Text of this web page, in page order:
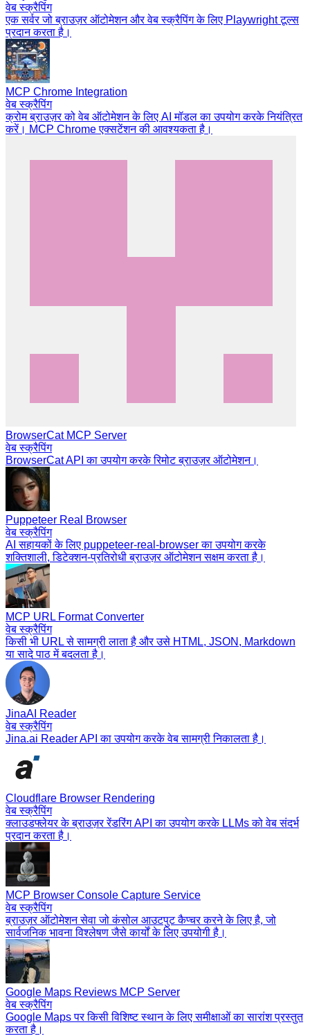
वेब स्क्रैपिंग
एक सर्वर जो ब्राउज़र ऑटोमेशन और वेब स्क्रैपिंग के लिए Playwright टूल्स
प्रदान करता है।
MCP Chrome Integration
वेब स्क्रैपिंग
क्रोम ब्राउज़र को वेब ऑटोमेशन के लिए AI मॉडल का उपयोग करके नियंत्रित
करें। MCP Chrome एक्सटेंशन की आवश्यकता है।
BrowserCat MCP Server
वेब स्क्रैपिंग
BrowserCat API का उपयोग करके रिमोट ब्राउज़र ऑटोमेशन।
Puppeteer Real Browser
वेब स्क्रैपिंग
AI सहायकों के लिए puppeteer-real-browser का उपयोग करके
शक्तिशाली, डिटेक्शन-प्रतिरोधी ब्राउज़र ऑटोमेशन सक्षम करता है।
MCP URL Format Converter
वेब स्क्रैपिंग
किसी भी URL से सामग्री लाता है और उसे HTML, JSON, Markdown
या सादे पाठ में बदलता है।
JinaAI Reader
वेब स्क्रैपिंग
Jina.ai Reader API का उपयोग करके वेब सामग्री निकालता है।
Cloudflare Browser Rendering
वेब स्क्रैपिंग
क्लाउडफ्लेयर के ब्राउज़र रेंडरिंग API का उपयोग करके LLMs को वेब संदर्भ
प्रदान करता है।
MCP Browser Console Capture Service
वेब स्क्रैपिंग
ब्राउज़र ऑटोमेशन सेवा जो कंसोल आउटपुट कैप्चर करने के लिए है, जो
सार्वजनिक भावना विश्लेषण जैसे कार्यों के लिए उपयोगी है।
Google Maps Reviews MCP Server
वेब स्क्रैपिंग
Google Maps पर किसी विशिष्ट स्थान के लिए समीक्षाओं का सारांश प्रस्तुत
करता है।